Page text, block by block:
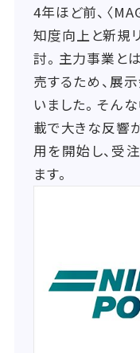
4年ほど前、〈
知度向上と新規
討。主力事業と
売するため、展
いました。そん
載で大きな反響
用を開始し、受
ます。